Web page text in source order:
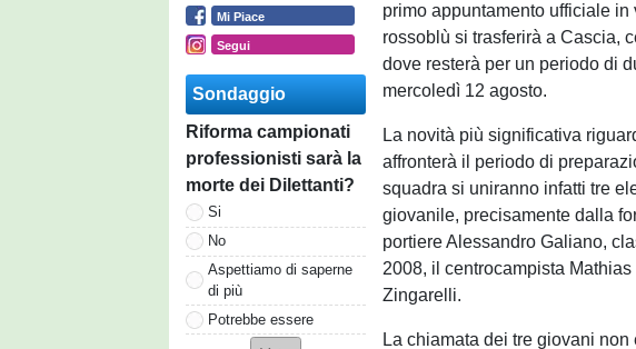
Mi Piace
Segui
Sondaggio
Riforma campionati
professionisti sarà la
morte dei Dilettanti?
Si
No
Aspettiamo di saperne
di più
Potrebbe essere
primo appuntamento ufficiale
rossoblù si trasferirà a Cascia,
dove resterà per un periodo di
mercoledì 12 agosto.
La novità più significativa
affronterà il periodo di
squadra si uniranno infatti tre
giovanile, precisamente dalla
portiere Alessandro Galiano,
2008, il centrocampista
Zingarelli.
La chiamata dei tre giovani